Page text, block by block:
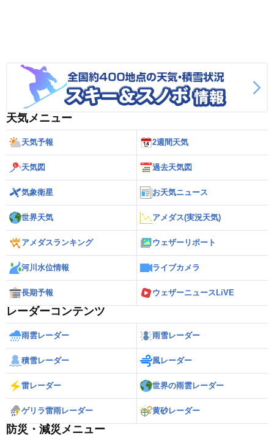
天気メニュー
天気予報 2週間天気
天気図 過去天気図
気象衛星 お天気ニュース
世界天気 アメダス(実況天気)
アメダスランキング ウェザーリポート
河川水位情報 ライブカメラ
長期予報 ウェザーニュースLiVE
レーダーコンテンツ
雨雲レーダー 雨雪レーダー
積雪レーダー 風レーダー
雷レーダー 世界の雨雲レーダー
ゲリラ雷雨レーダー 黄砂レーダー
防災・減災メニュー